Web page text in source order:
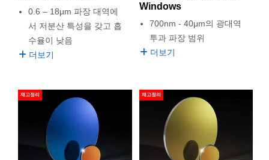
0.6 – 18µm 파장 대역에
서 저분산 특성을 갖고 흡
수율이 낮음
더보기
Windows
700nm - 40μm의 광대역
투과 파장 범위
더보기
재고정리 재고정리